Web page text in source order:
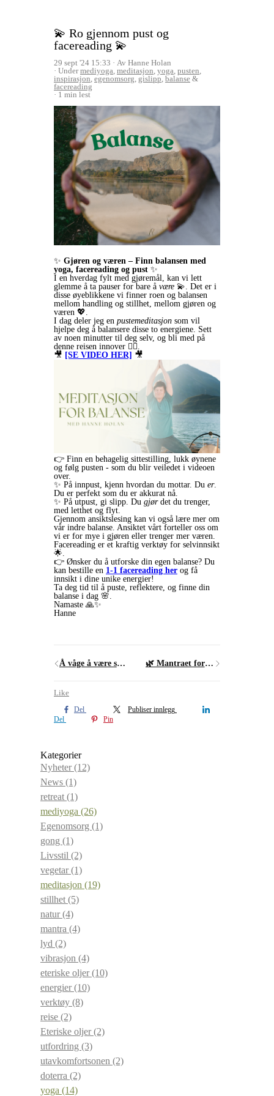
💫 Ro gjennom pust og
facereading 💫
29 sept '24 15:33
Av Hanne Holan
Undermediyoga, meditasjon, yoga, pusten,
inspirasjon, egenomsorg, gislipp, balanse &
facereading
1 min lest
✨ Gjøren og væren – Finn balansen med
yoga, facereading og pust ✨
I en hverdag fylt med gjøremål, kan vi lett
glemme å ta pauser for bare å være 💫. Det er i
disse øyeblikkene vi finner roen og balansen
mellom handling og stillhet, mellom gjøren og
væren 💖.
I dag deler jeg en pustemeditasjon som vil
hjelpe deg å balansere disse to energiene. Sett
av noen minutter til deg selv, og bli med på
denne reisen innover 🧘‍♀️.
🎥 [SE VIDEO HER] 🎥
👉 Finn en behagelig sittestilling, lukk øynene
og følg pusten - som du blir veiledet i videoen
over.
✨ På innpust, kjenn hvordan du mottar. Du er.
Du er perfekt som du er akkurat nå.
✨ På utpust, gi slipp. Du gjørdet du trenger,
med letthet og flyt.
Gjennom ansiktslesing kan vi også lære mer om
vår indre balanse. Ansiktet vårt forteller oss om
vi er for mye i gjøren eller trenger mer væren.
Facereading er et kraftig verktøy for selvinnsikt
🌟.
👉 Ønsker du å utforske din egen balanse? Du
kan bestille en 1-1 facereading her og få
innsikt i dine unike energier!
Ta deg tid til å puste, reflektere, og finne din
balanse i dag 🌸.
Namaste 🙏✨
Hanne
Å våge å være sårbar- Veien til indre frihet 🌿 Mantraet for helbredelse: Ra Ma Da Sa 🌿
Like
Del
Publiser innlegg
Del
Pin
Kategorier
Nyheter(12)
News (1)
retreat (1)
mediyoga (26)
Egenomsorg (1)
gong (1)
Livsstil (2)
vegetar(1)
meditasjon (19)
stillhet (5)
natur(4)
mantra (4)
lyd (2)
vibrasjon (4)
eteriske oljer(10)
energier(10)
verktøy (8)
reise (2)
Eteriske oljer(2)
utfordring (3)
utavkomfortsonen (2)
doterra (2)
yoga (14)